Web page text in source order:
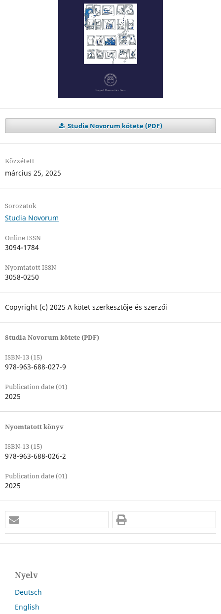
Studia Novorum kötete (PDF)
Közzétett
március 25, 2025
Sorozatok
Studia Novorum
Online ISSN
3094-1784
Nyomtatott ISSN
3058-0250
Copyright (c) 2025 A kötet szerkesztője és szerzői
Studia Novorum kötete (PDF)
ISBN-13 (15)
978-963-688-027-9
Publication date (01)
2025
Nyomtatott könyv
ISBN-13 (15)
978-963-688-026-2
Publication date (01)
2025
Nyelv
Deutsch
English